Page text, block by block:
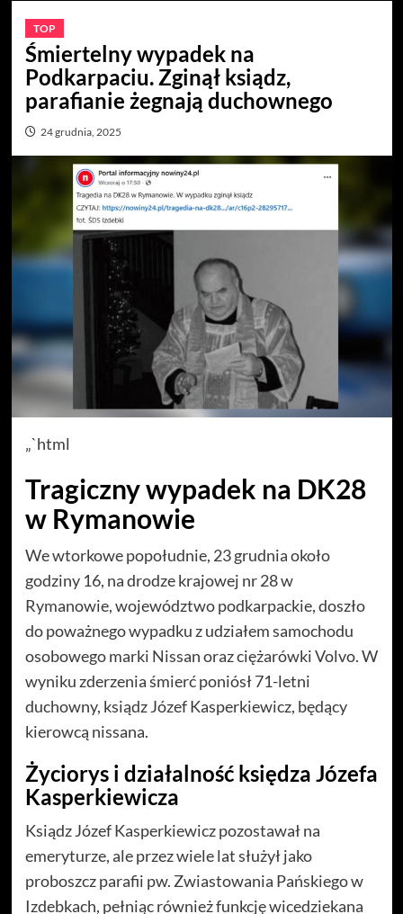
TOP
Śmiertelny wypadek na
Podkarpaciu. Zginął ksiądz,
parafianie żegnają duchownego
24 grudnia, 2025
„`html
Tragiczny wypadek na DK28
w Rymanowie
We wtorkowe popołudnie, 23 grudnia około
godziny 16, na drodze krajowej nr 28 w
Rymanowie, województwo podkarpackie, doszło
do poważnego wypadku z udziałem samochodu
osobowego marki Nissan oraz ciężarówki Volvo. W
wyniku zderzenia śmierć poniósł 71-letni
duchowny, ksiądz Józef Kasperkiewicz, będący
kierowcą nissana.
Życiorys i działalność księdza Józefa
Kasperkiewicza
Ksiądz Józef Kasperkiewicz pozostawał na
emeryturze, ale przez wiele lat służył jako
proboszcz parafii pw. Zwiastowania Pańskiego w
Izdebkach, pełniąc również funkcję wicedziekana